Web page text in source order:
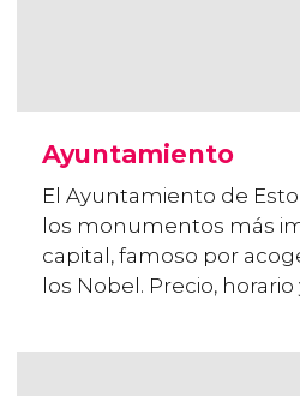
Ayuntamiento
El Ayuntamiento de
los monumentos más
capital, famoso por
los Nobel. Precio, horario